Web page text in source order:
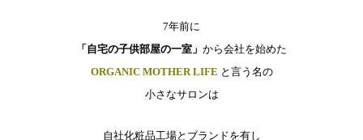
7年前に
「自宅の子供部屋の一室」 から会社を始めた
ORGANIC MOTHER LIFE と言う名の
小さなサロンは
自社化粧品工場とブランドを有し